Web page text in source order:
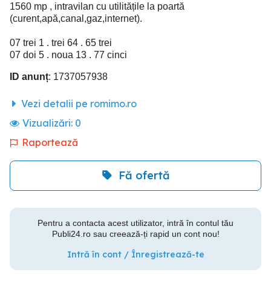
1560 mp , intravilan cu utilitățile la poartă
(curent,apă,canal,gaz,internet).
07 trei 1 . trei 64 . 65 trei
07 doi 5 . noua 13 . 77 cinci
ID anunț: 1737057938
Vezi detalii pe romimo.ro
Vizualizări: 0
Raportează
Fă ofertă
Pentru a contacta acest utilizator, intră în contul tău
Publi24.ro sau creează-ți rapid un cont nou!
Intră în cont / Înregistrează-te